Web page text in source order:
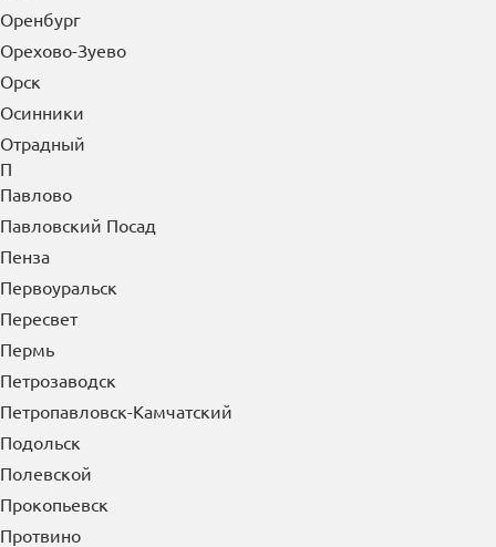
Оренбург
Орехово-Зуево
Орск
Осинники
Отрадный
П
Павлово
Павловский Посад
Пенза
Первоуральск
Пересвет
Пермь
Петрозаводск
Петропавловск-Камчатский
Подольск
Полевской
Прокопьевск
Протвино